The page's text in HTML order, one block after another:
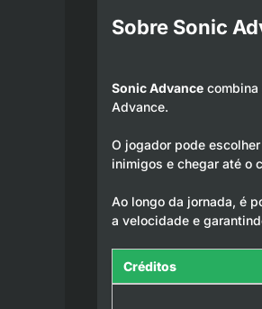
Sobre Sonic
Sonic Advance combina
Advance.
O jogador pode
inimigos e chegar até o
Ao longo da jornada, é
a velocidade e
Créditos